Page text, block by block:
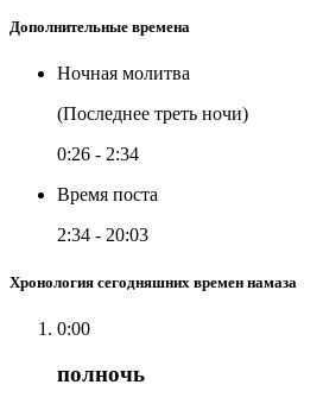
Дополнительные времена
Ночная молитва
(Последнее треть ночи)
0:26 - 2:34
Время поста
2:34 - 20:03
Хронология сегодняшних времен намаза
0:00
полночь